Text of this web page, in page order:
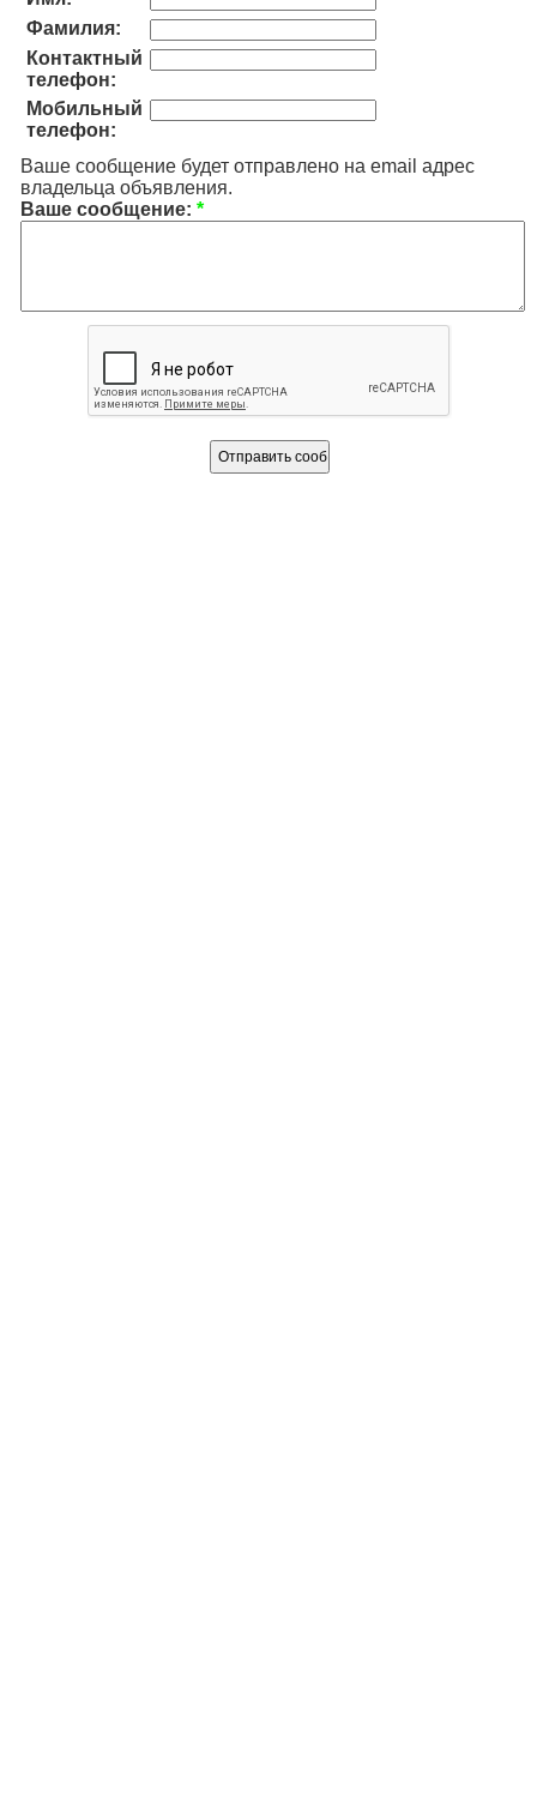
Фамилия:
Контактный
телефон:
Мобильный
телефон:
Ваше сообщение будет отправлено на email адрес
владельца объявления.
Ваше сообщение: *